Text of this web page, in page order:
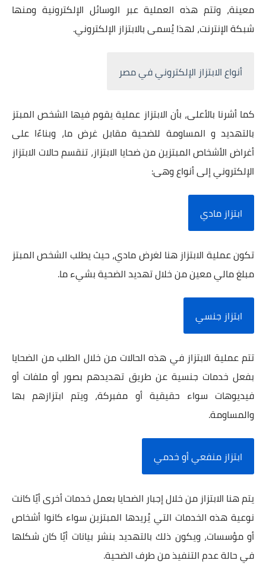
معينة، وتتم هذه العملية عبر الوسائل الإلكترونية ومنها
شبكة الإنترنت، لهذا يُسمى بالابتزاز الإلكتروني.
أنواع الابتزاز الإلكتروني في مصر
كما أشرنا بالأعلى، بأن الابتزاز عملية يقوم فيها الشخص المبتز
بالتهديد و المساومة للضحية مقابل غرض ما، وبناءًا على
أغراض الأشخاص المبتزين من ضحايا الابتزاز، تنقسم حالات الابتزاز
الإلكتروني إلى أنواع وهى:
ابتزاز مادي
تكون عملية الابتزاز هنا لغرض مادي، حيث يطلب الشخص المبتز
مبلغ مالي معين من خلال تهديد الضحية بشيء ما.
ابتزاز جنسي
تتم عملية الابتزاز في هذه الحالات من خلال الطلب من الضحايا
بفعل خدمات جنسية عن طريق تهديدهم بصور أو ملفات أو
فيديوهات سواء حقيقية أو مفبركة، ويتم ابتزازهم بها
والمساومة.
ابتزاز منفعي أو خدمي
يتم هنا الابتزاز من خلال إجبار الضحايا بعمل خدمات أخرى أيًا كانت
نوعية هذه الخدمات التي يُريدها المبتزين سواء كانوا أشخاص
أو مؤسسات، ويكون ذلك بالتهديد بنشر بيانات أيًا كان شكلها
في حالة عدم التنفيذ من طرف الضحية.